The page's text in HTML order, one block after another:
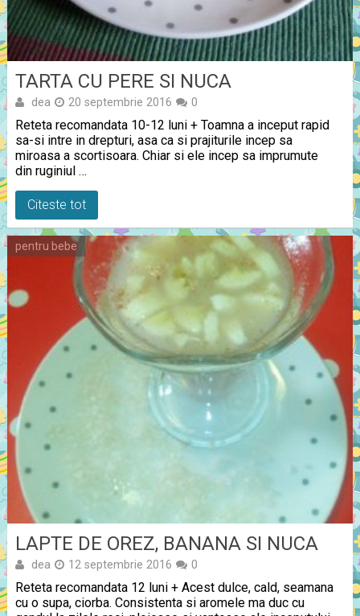
TARTA CU PERE SI NUCA
dea 20 septembrie 2016 0
Reteta recomandata 10-12 luni + Toamna a inceput rapid
sa-si intre in drepturi, asa ca si prajiturile incep sa
miroasa a scortisoara. Chiar si ele incep sa imprumute
din ruginiul …
Citeste tot
pentru bebe
LAPTE DE OREZ, BANANA SI NUCA
dea 12 septembrie 2016 0
Reteta recomandata 12 luni + Acest dulce, cald, seamana
cu o supa, ciorba. Consistenta si aromele ma duc cu